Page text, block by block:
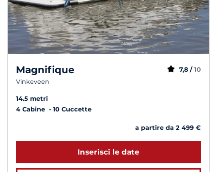
Magnifique
Vinkeveen
7,8 / 10
14.5 metri
4 Cabine
10 Cuccette
a partire da 2 499 €
Inserisci le date